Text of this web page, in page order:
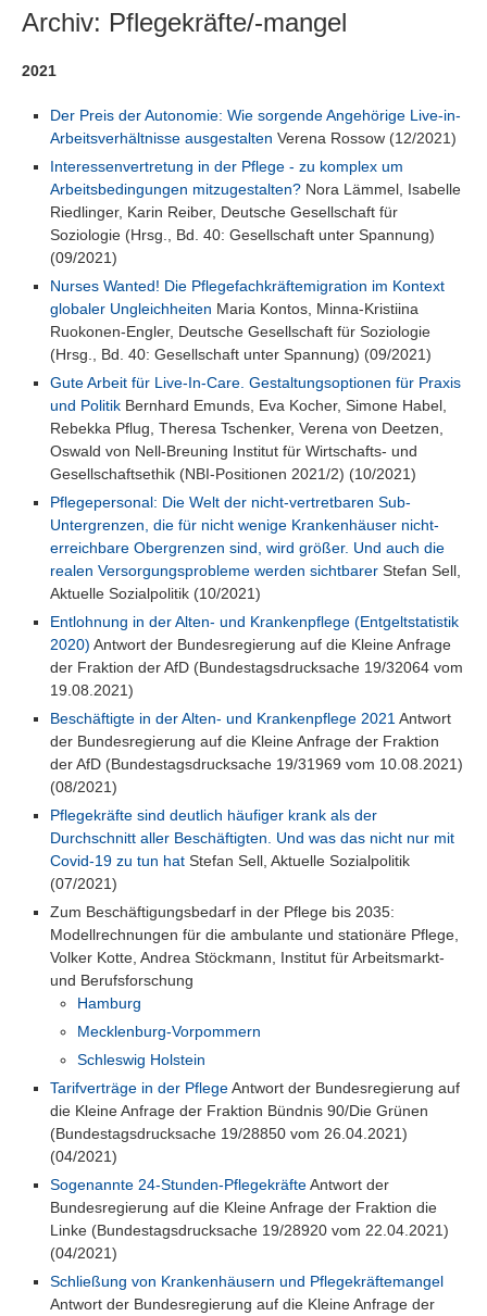
Archiv: Pflegekräfte/-mangel
2021
Der Preis der Autonomie: Wie sorgende Angehörige Live-in-
Arbeitsverhältnisse ausgestalten Verena Rossow (12/2021)
Interessenvertretung in der Pflege - zu komplex um
Arbeitsbedingungen mitzugestalten?Nora Lämmel, Isabelle
Riedlinger, Karin Reiber, Deutsche Gesellschaft für
Soziologie (Hrsg., Bd. 40: Gesellschaft unter Spannung)
(09/2021)
Nurses Wanted! Die Pflegefachkräftemigration im Kontext
globaler Ungleichheiten Maria Kontos, Minna-Kristiina
Ruokonen-Engler, Deutsche Gesellschaft für Soziologie
(Hrsg., Bd. 40: Gesellschaft unter Spannung) (09/2021)
Gute Arbeit für Live-In-Care. Gestaltungsoptionen für Praxis
und PolitikBernhard Emunds, Eva Kocher, Simone Habel,
Rebekka Pflug, Theresa Tschenker, Verena von Deetzen,
Oswald von Nell-Breuning Institut für Wirtschafts- und
Gesellschaftsethik (NBI-Positionen 2021/2) (10/2021)
Pflegepersonal: Die Welt der nicht-vertretbaren Sub-
Untergrenzen, die für nicht wenige Krankenhäuser nicht-
erreichbare Obergrenzen sind, wird größer. Und auch die
realen Versorgungsprobleme werden sichtbarerStefan Sell,
Aktuelle Sozialpolitik (10/2021)
Entlohnung in der Alten- und Krankenpflege (Entgeltstatistik
2020) Antwort der Bundesregierung auf die Kleine Anfrage
der Fraktion der AfD (Bundestagsdrucksache 19/32064 vom
19.08.2021)
Beschäftigte in der Alten- und Krankenpflege 2021 Antwort
der Bundesregierung auf die Kleine Anfrage der Fraktion
der AfD (Bundestagsdrucksache 19/31969 vom 10.08.2021)
(08/2021)
Pflegekräfte sind deutlich häufiger krank als der
Durchschnitt aller Beschäftigten. Und was das nicht nur mit
Covid-19 zu tun hatStefan Sell, Aktuelle Sozialpolitik
(07/2021)
Zum Beschäftigungsbedarf in der Pflege bis 2035:
Modellrechnungen für die ambulante und stationäre Pflege,
Volker Kotte, Andrea Stöckmann, Institut für Arbeitsmarkt-
und Berufsforschung
Hamburg
Mecklenburg-Vorpommern
Schleswig Holstein
Tarifverträge in der PflegeAntwort der Bundesregierung auf
die Kleine Anfrage der Fraktion Bündnis 90/Die Grünen
(Bundestagsdrucksache 19/28850 vom 26.04.2021)
(04/2021)
Sogenannte 24-Stunden-PflegekräfteAntwort der
Bundesregierung auf die Kleine Anfrage der Fraktion die
Linke (Bundestagsdrucksache 19/28920 vom 22.04.2021)
(04/2021)
Schließung von Krankenhäusern und Pflegekräftemangel
Antwort der Bundesregierung auf die Kleine Anfrage der